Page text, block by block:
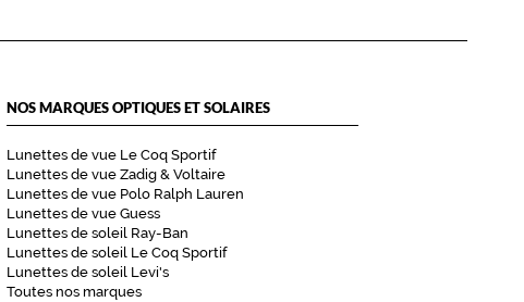
NOS MARQUES OPTIQUES ET SOLAIRES
Lunettes de vue Le Coq Sportif
Lunettes de vue Zadig & Voltaire
Lunettes de vue Polo Ralph Lauren
Lunettes de vue Guess
Lunettes de soleil Ray-Ban
Lunettes de soleil Le Coq Sportif
Lunettes de soleil Levi's
Toutes nos marques